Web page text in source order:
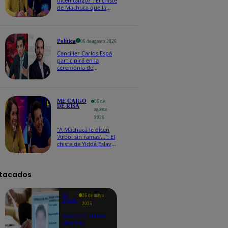
de Machuca que la
Política 06 de agosto 2026
Canciller Carlos Espá
participirá en la
ceremonia de
ME CAIGO
DE RISA
06 de
agosto
2026
"A Machuca le dicen
'Árbol sin ramas'...": El
chiste de Yiddá Eslava
Te
ayudo
26 de mayo
2025
Revisa si tienes
deudas